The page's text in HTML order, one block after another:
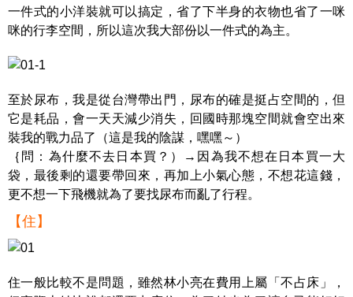
一件式的小洋裝就可以搞定，省了下半身的衣物也省了一咪
咪的行李空間，所以這次我大部份以一件式的為主。
至於尿布，我是從台灣帶出門，尿布的確是挺占空間的，但
它是耗品，會一天天減少消失，回國時那塊空間就會空出來
裝我的戰力品了（這是我的陰謀，嘿嘿～）
｛問：為什麼不去日本買？）→因為我不想在日本買一大
袋，最後剩的還要帶回來，再加上小氣心態，不想花這錢，
更不想一下飛機就為了要找尿布而亂了行程。
【住】
住一般比較不是問題，雖然林小亮在費用上屬「不占床」，